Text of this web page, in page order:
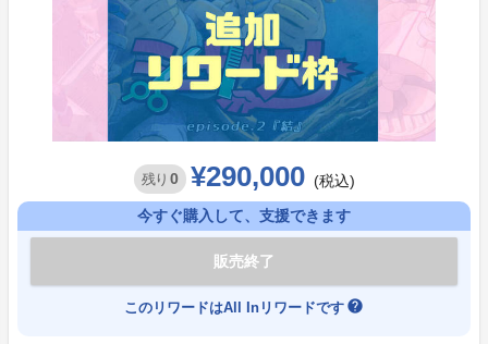
残り 0 ¥290,000 (税込)
今すぐ購入して、支援できます
販売終了
このリワードはAll Inリワードです help